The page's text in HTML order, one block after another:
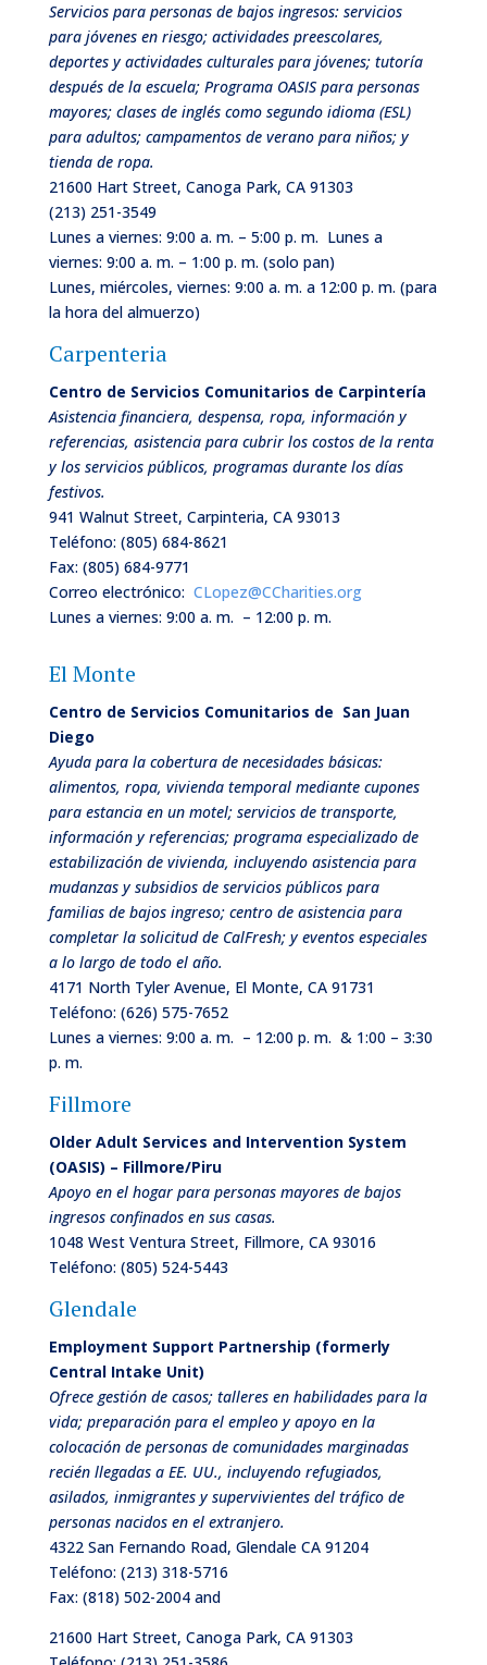
Servicios para personas de bajos ingresos: servicios
para jóvenes en riesgo; actividades preescolares,
deportes y actividades culturales para jóvenes; tutoría
después de la escuela; Programa OASIS para personas
mayores; clases de inglés como segundo idioma (ESL)
para adultos; campamentos de verano para niños; y
tienda de ropa.
21600 Hart Street, Canoga Park, CA 91303
(213) 251-3549
Lunes a viernes: 9:00 a. m. – 5:00 p. m. Lunes a
viernes: 9:00 a. m. – 1:00 p. m. (solo pan)
Lunes, miércoles, viernes: 9:00 a. m. a 12:00 p. m. (para
la hora del almuerzo)
Carpenteria
Centro de Servicios Comunitarios de Carpintería
Asistencia financiera, despensa, ropa, información y
referencias, asistencia para cubrir los costos de la renta
y los servicios públicos, programas durante los días
festivos.
941 Walnut Street, Carpinteria, CA 93013
Teléfono: (805) 684-8621
Fax: (805) 684-9771
Correo electrónico: CLopez@CCharities.org
Lunes a viernes: 9:00 a. m. – 12:00 p. m.
El Monte
Centro de Servicios Comunitarios de San Juan
Diego
Ayuda para la cobertura de necesidades básicas:
alimentos, ropa, vivienda temporal mediante cupones
para estancia en un motel; servicios de transporte,
información y referencias; programa especializado de
estabilización de vivienda, incluyendo asistencia para
mudanzas y subsidios de servicios públicos para
familias de bajos ingreso; centro de asistencia para
completar la solicitud de CalFresh; y eventos especiales
a lo largo de todo el año.
4171 North Tyler Avenue, El Monte, CA 91731
Teléfono: (626) 575-7652
Lunes a viernes: 9:00 a. m. – 12:00 p. m. & 1:00 – 3:30
p. m.
Fillmore
Older Adult Services and Intervention System
(OASIS) – Fillmore/Piru
Apoyo en el hogar para personas mayores de bajos
ingresos confinados en sus casas.
1048 West Ventura Street, Fillmore, CA 93016
Teléfono: (805) 524-5443
Glendale
Employment Support Partnership (formerly
Central Intake Unit)
Ofrece gestión de casos; talleres en habilidades para la
vida; preparación para el empleo y apoyo en la
colocación de personas de comunidades marginadas
recién llegadas a EE. UU., incluyendo refugiados,
asilados, inmigrantes y supervivientes del tráfico de
personas nacidos en el extranjero.
4322 San Fernando Road, Glendale CA 91204
Teléfono: (213) 318-5716
Fax: (818) 502-2004 and
21600 Hart Street, Canoga Park, CA 91303